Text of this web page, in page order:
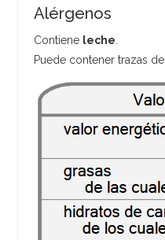
Alérgenos
Contiene leche
Puede contener trazas de